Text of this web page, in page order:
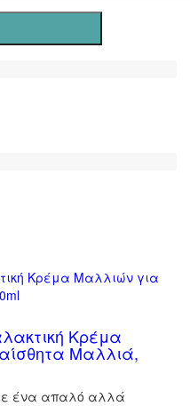
Κρέμα
Μαλλιά,
ένα απαλό αλλά